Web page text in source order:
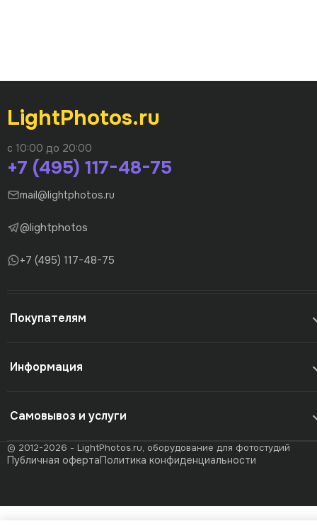
LightPhotos.ru
с 10:00 до 20:00
+7 (495) 117-48-75
mail@lightphotos.ru
@lightphotos
+7 (495) 117-48-75
Покупателям
Информация
Самовывоз и услуги
© 2012-2026 - LightPhotos.ru, оборудование для фотостудий
Публичная офертаПолитика конфиденциальности